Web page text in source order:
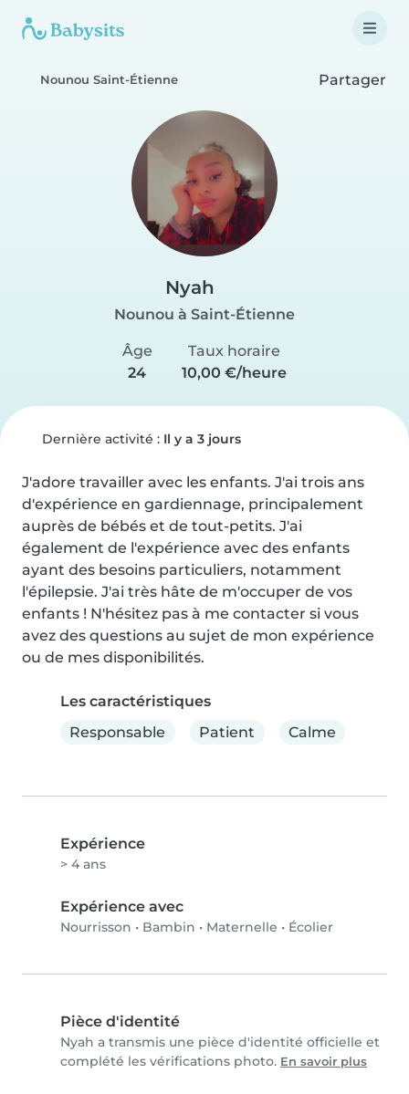
Nounou Saint-Étienne Partager
Nyah
Nounou à Saint-Étienne
Âge
24
Taux horaire
10,00 €/heure
Dernière activité : Il y a 3 jours
J'adore travailler avec les enfants. J'ai trois ans
d'expérience en gardiennage, principalement
auprès de bébés et de tout-petits. J'ai
également de l'expérience avec des enfants
ayant des besoins particuliers, notamment
l'épilepsie. J'ai très hâte de m'occuper de vos
enfants ! N'hésitez pas à me contacter si vous
avez des questions au sujet de mon expérience
ou de mes disponibilités.
Les caractéristiques
Responsable
Patient Calme
Expérience
> 4 ans
Expérience avec
Nourrisson • Bambin • Maternelle • Écolier
Pièce d'identité
Nyah a transmis une pièce d'identité officielle et
complété les vérifications photo. En savoir plus